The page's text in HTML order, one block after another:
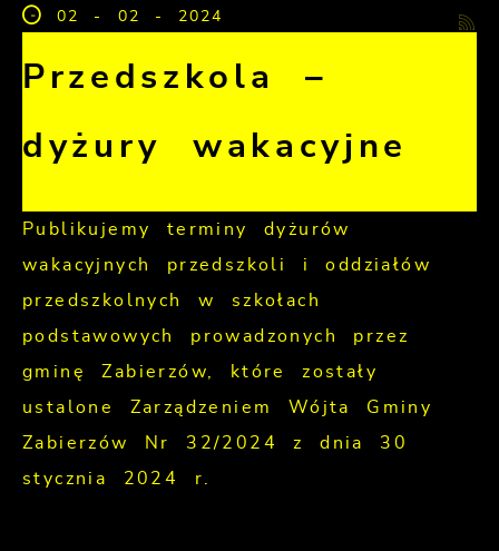
02 - 02 - 2024
Przedszkola –
dyżury wakacyjne
Publikujemy terminy dyżurów
wakacyjnych przedszkoli i oddziałów
przedszkolnych w szkołach
podstawowych prowadzonych przez
gminę Zabierzów, które zostały
ustalone Zarządzeniem Wójta Gminy
Zabierzów Nr 32/2024 z dnia 30
stycznia 2024 r.